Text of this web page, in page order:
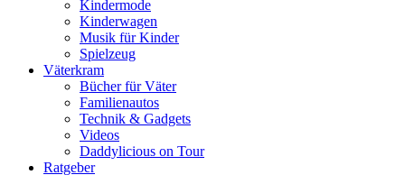
Kindermode
Kinderwagen
Musik für Kinder
Spielzeug
Väterkram
Bücher für Väter
Familienautos
Technik & Gadgets
Videos
Daddylicious on Tour
Ratgeber